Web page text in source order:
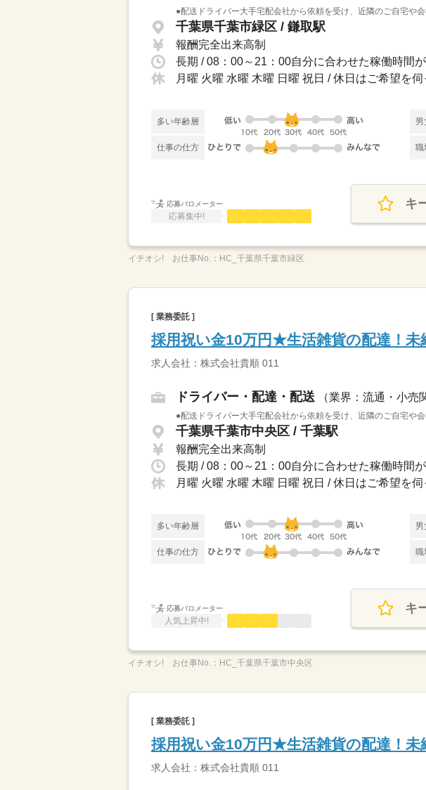
●配送ドライバー大手宅配会社から依頼を受け、近隣のご自宅や
千葉県千葉市緑区 / 鎌取駅
報酬完全出来高制
長期 / 08：00～21：00自分に合わせた稼働時間
月曜 火曜 水曜 木曜 日曜 祝日 / 休日はご希望を伺
多い年齢層 男
仕事の仕方 職
応募バロメーター
応募集中!
キ
イチオシ! お仕事No.： HC_千葉県千葉市緑区
[ 業務委託 ]
採用祝い金10万円★生活雑貨の配達！未
求人会社：株式会社貴順 011
ドライバー・配達・配送 （業界：流通・小売
●配送ドライバー大手宅配会社から依頼を受け、近隣のご自宅や
千葉県千葉市中央区 / 千葉駅
報酬完全出来高制
長期 / 08：00～21：00自分に合わせた稼働時間
月曜 火曜 水曜 木曜 日曜 祝日 / 休日はご希望を伺
多い年齢層 男
仕事の仕方 職
応募バロメーター
人気上昇中!
キ
イチオシ! お仕事No.： HC_千葉県千葉市中央区
[ 業務委託 ]
採用祝い金10万円★生活雑貨の配達！未
求人会社：株式会社貴順 011